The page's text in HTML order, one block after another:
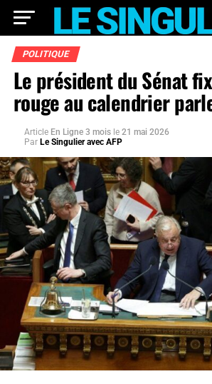
POLITIQUE
Le président du Sénat
rouge au calendrier
Article En Ligne 3 mois le 21 mai 2026
Par Le Singulier avec AFP